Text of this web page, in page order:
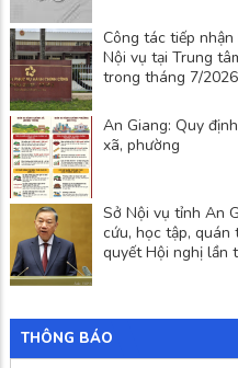
Công tác tiếp
Nội vụ tại Trung
trong tháng 7/2026
An Giang: Quy
xã, phường
Sở Nội vụ tỉnh An
cứu, học tập,
quyết Hội nghị lần
THÔNG BÁO